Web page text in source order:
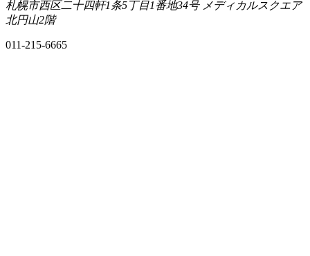
札幌市西区二十四軒1条5丁目1番地34号 メディカルスクエア
北円山2階
011-215-6665